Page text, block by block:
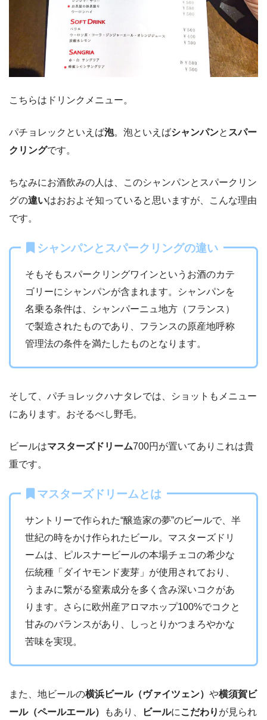
こちらはドリンクメニュー。
パチョレックといえば泡。泡といえばシャンパンと スパー
クリングです。
ちなみにお酒飲みの人は、このシャンパンとスパークリン
グの違いはおおよそ知っていると思いますが、こんな理由
です。
シャンパンとスパークリングの違い
そもそもスパークリングワインというお酒のカテ
ゴリーにシャンパンが含まれます。シャンパンを
名乗る条件は、シャンパーニュ地方（フランス）
で製造されたものであり、フランスの原産地呼称
管理法の条件を満たしたものとなります。
そして、パチョレックハナタレでは、ショットもメニュー
にあります。おそるべし野毛。
ビールはマスターズドリーム700円が置いてありこれは貴
重です。
マスターズドリームとは
サントリーで作られた“醸造家の夢”のビールで、半
世紀の時をかけ作られたビール。マスターズドリ
ームは、ピルスナービールの本場チェコの希少な
伝統種「ダイヤモンド麦芽」が使用されており、
うまみに繋がる窒素成分を多く含み深いコクがあ
ります。さらに欧州産アロマホップ100%でコクと
甘みのバランスがあり、しっとりかつまろやかな
苦味を実現。
また、地ビールの横浜ビール（ヴァイツェン） や横須賀ビ
ール（ペールエール）
もあり、 ビールに こだわり が見られ